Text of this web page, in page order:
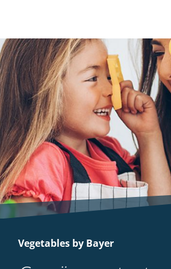
Vegetables by Bayer